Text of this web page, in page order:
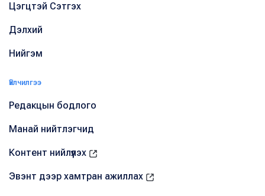
Цэгцтэй Сэтгэх
Дэлхий
Нийгэм
Үйлчилгээ
Редакцын бодлого
Манай нийтлэгчид
Контент нийлүүлэх
Эвэнт дээр хамтран ажиллах